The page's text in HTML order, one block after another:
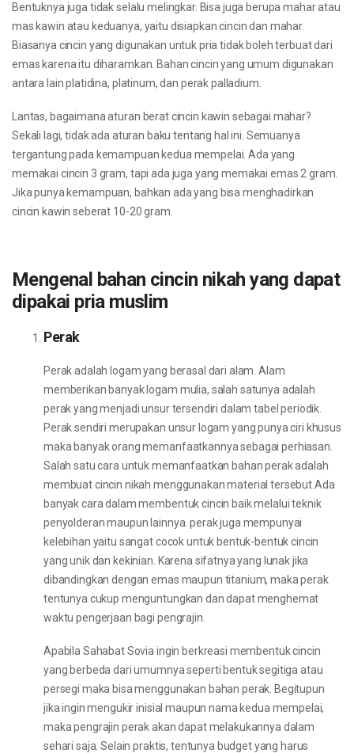
Bentuknya juga tidak selalu melingkar. Bisa juga berupa mahar atau
mas kawin atau keduanya, yaitu disiapkan cincin dan mahar.
Biasanya cincin yang digunakan untuk pria tidak boleh terbuat dari
emas karena itu diharamkan. Bahan cincin yang umum digunakan
antara lain platidina, platinum, dan perak palladium.
Lantas, bagaimana aturan berat cincin kawin sebagai mahar?
Sekali lagi, tidak ada aturan baku tentang hal ini. Semuanya
tergantung pada kemampuan kedua mempelai. Ada yang
memakai cincin 3 gram, tapi ada juga yang memakai emas 2 gram.
Jika punya kemampuan, bahkan ada yang bisa menghadirkan
cincin kawin seberat 10-20 gram.
Mengenal bahan cincin nikah yang dapat
dipakai pria muslim
Perak
Perak adalah logam yang berasal dari alam. Alam
memberikan banyak logam mulia, salah satunya adalah
perak yang menjadi unsur tersendiri dalam tabel periodik.
Perak sendiri merupakan unsur logam yang punya ciri khusus
maka banyak orang memanfaatkannya sebagai perhiasan.
Salah satu cara untuk memanfaatkan bahan perak adalah
membuat cincin nikah menggunakan material tersebut.Ada
banyak cara dalam membentuk cincin baik melalui teknik
penyolderan maupun lainnya. perak juga mempunyai
kelebihan yaitu sangat cocok untuk bentuk-bentuk cincin
yang unik dan kekinian. Karena sifatnya yang lunak jika
dibandingkan dengan emas maupun titanium, maka perak
tentunya cukup menguntungkan dan dapat menghemat
waktu pengerjaan bagi pengrajin.
Apabila Sahabat Sovia ingin berkreasi membentuk cincin
yang berbeda dari umumnya seperti bentuk segitiga atau
persegi maka bisa menggunakan bahan perak. Begitupun
jika ingin mengukir inisial maupun nama kedua mempelai,
maka pengrajin perak akan dapat melakukannya dalam
sehari saja. Selain praktis, tentunya budget yang harus